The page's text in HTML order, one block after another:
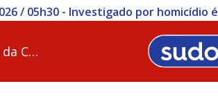
/ 05h30 - Investigado por
Vitória da Conq…